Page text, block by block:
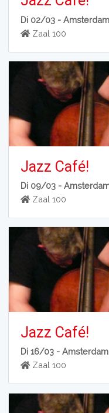
Di 02/03 -Amsterdam
Zaal 100
Jazz Café!
Di 09/03 -
Zaal 100
Jazz Café!
Di 16/03 -Amsterdam
Zaal 100